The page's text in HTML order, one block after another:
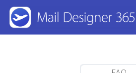
Skip
main